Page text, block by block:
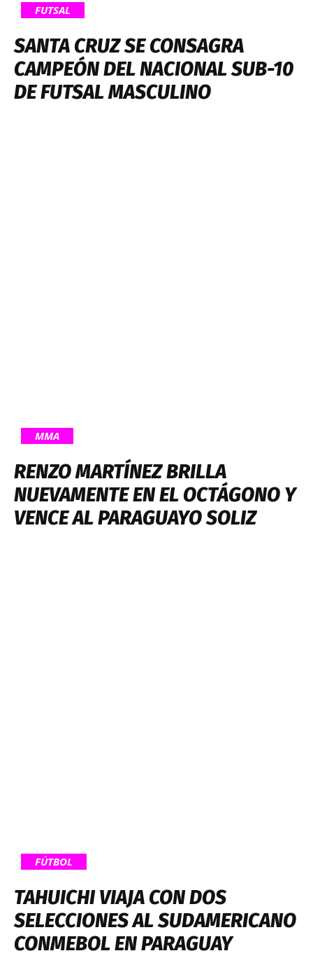
FUTSAL
SANTA CRUZ SE CONSAGRA
CAMPEÓN DEL NACIONAL SUB-10
DE FUTSAL MASCULINO
MMA
RENZO MARTÍNEZ BRILLA
NUEVAMENTE EN EL OCTÁGONO Y
VENCE AL PARAGUAYO SOLIZ
FÚTBOL
TAHUICHI VIAJA CON DOS
SELECCIONES AL SUDAMERICANO
CONMEBOL EN PARAGUAY